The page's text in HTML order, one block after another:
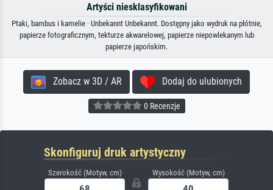
Artyści niesklasyfikowani
Ptaki, bambus i kamelie · Unbekannt Unbekannt. Dostępny jako wydruk na płótnie,
papierze fotograficznym, tekturze akwarelowej, papierze niepowlekanym lub
papierze japońskim.
Zobacz w 3D / AR Dodaj do ulubionych
0 Recenzje
Skonfiguruj druk artystyczny
Szerokość (Motyw, cm) Wysokość (Motyw, cm)